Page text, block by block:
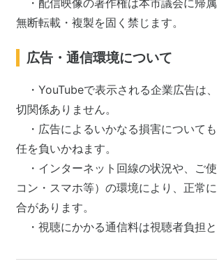
・配信映像の著作権は本市議会に帰
無断転載・複製を固く禁じます。
広告・通信環境について
・YouTubeで表示される企業広告は
切関係ありません。
・広告によるいかなる損害について
任を負いかねます。
・インターネット回線の状況や、ご
コン・スマホ等）の環境により、正常
合があります。
・視聴にかかる通信料は視聴者負担と